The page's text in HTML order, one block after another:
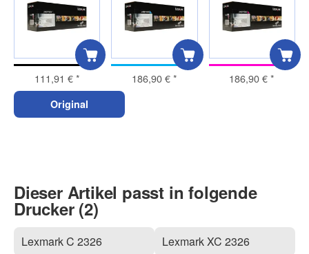
111,91 €* 186,90 €* 186,90 €*
Original
Dieser Artikel passt in folgende
Drucker (2)
Lexmark C 2326 Lexmark XC 2326